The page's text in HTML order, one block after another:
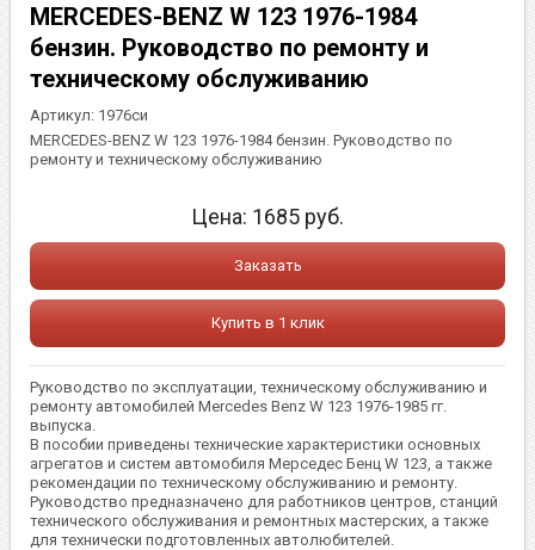
MERCEDES-BENZ W 123 1976-1984
бензин. Руководство по ремонту и
техническому обслуживанию
Артикул: 1976си
MERCEDES-BENZ W 123 1976-1984 бензин. Руководство по
ремонту и техническому обслуживанию
Цена: 1685 руб.
Заказать
Купить в 1 клик
Руководство по эксплуатации, техническому обслуживанию и
ремонту автомобилей Mercedes Benz W 123 1976-1985 гг.
выпуска.
В пособии приведены технические характеристики основных
агрегатов и систем автомобиля Мерседес Бенц W 123, а также
рекомендации по техническому обслуживанию и ремонту.
Руководство предназначено для работников центров, станций
технического обслуживания и ремонтных мастерских, а также
для технически подготовленных автолюбителей.